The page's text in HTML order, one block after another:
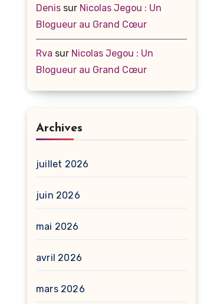
Denis sur Nicolas Jegou : Un
Blogueur au Grand Cœur
Rva sur Nicolas Jegou : Un
Blogueur au Grand Cœur
Archives
juillet 2026
juin 2026
mai 2026
avril 2026
mars 2026